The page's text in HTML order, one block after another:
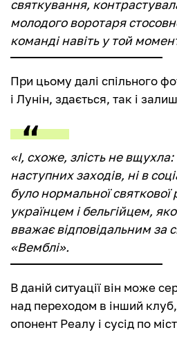
святкування,
молодого воротаря
команді навіть у той
При цьому далі спільного
і Лунін, здається, так і
«І, схоже, злість не
наступних заходів, ні в
було нормальної
українцем і бельгійцем,
вважає відповідальним за
«Вемблі».
В даній ситуації він може
над переходом в інший
опонент Реалу і сусід по